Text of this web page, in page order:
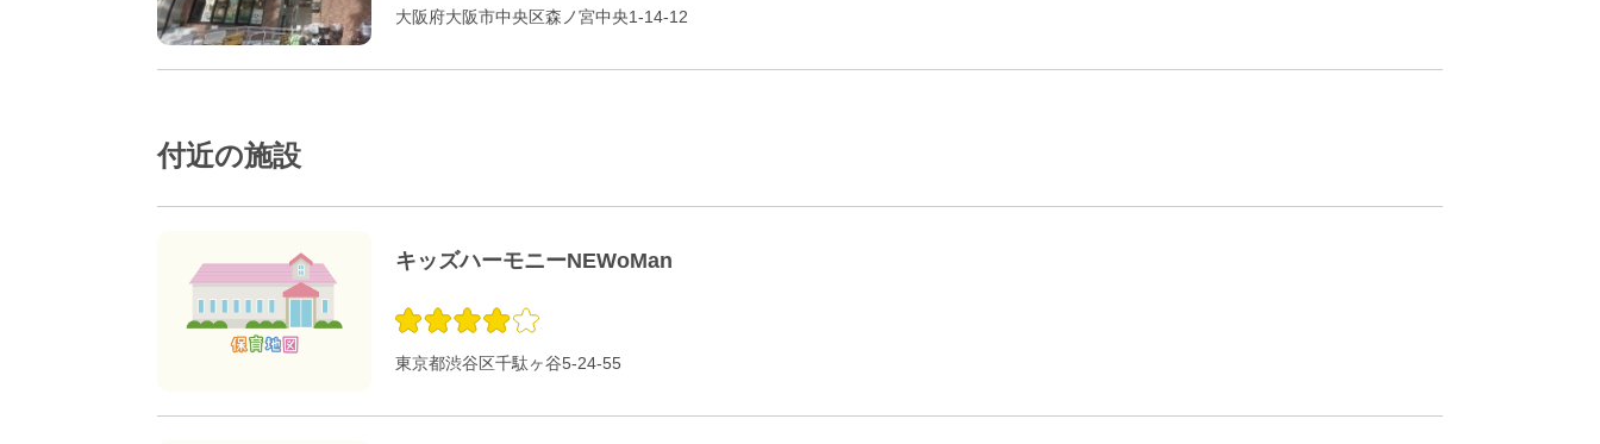
大阪府大阪市中央区森ノ宮中央1-14-12
付近の施設
キッズハーモニーNEWoMan
東京都渋谷区千駄ヶ谷5-24-55